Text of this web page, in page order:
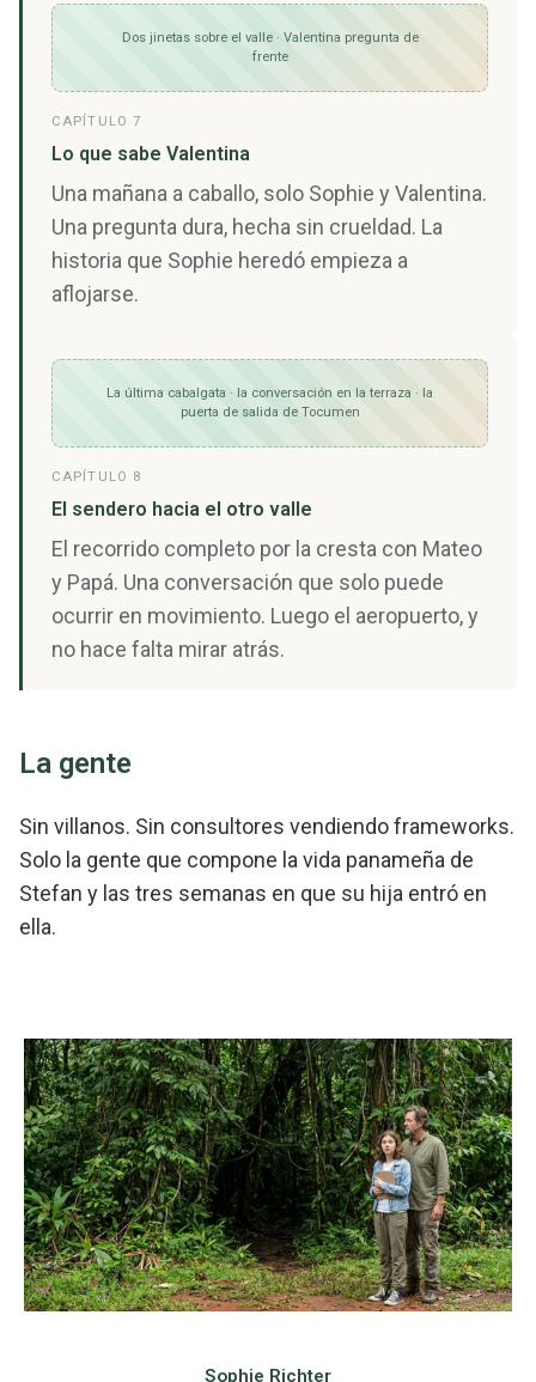
Dos jinetas sobre el valle · Valentina pregunta de
frente
CAPÍTULO 7
Lo que sabe Valentina
Una mañana a caballo, solo Sophie y Valentina.
Una pregunta dura, hecha sin crueldad. La
historia que Sophie heredó empieza a
aflojarse.
La última cabalgata · la conversación en la terraza · la
puerta de salida de Tocumen
CAPÍTULO 8
El sendero hacia el otro valle
El recorrido completo por la cresta con Mateo
y Papá. Una conversación que solo puede
ocurrir en movimiento. Luego el aeropuerto, y
no hace falta mirar atrás.
La gente
Sin villanos. Sin consultores vendiendo frameworks.
Solo la gente que compone la vida panameña de
Stefan y las tres semanas en que su hija entró en
ella.
Sophie Richter